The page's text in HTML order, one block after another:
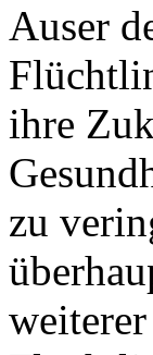
Auser
ihre
zu